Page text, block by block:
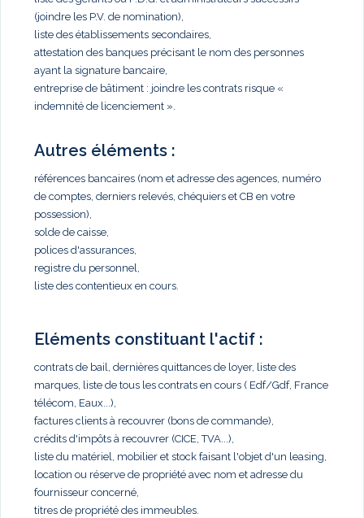
(joindre les P.V. de nomination),
liste des établissements secondaires,
attestation des banques précisant le nom des personnes
ayant la signature bancaire,
entreprise de bâtiment : joindre les contrats risque «
indemnité de licenciement ».
Autres éléments :
références bancaires (nom et adresse des agences, numéro
de comptes, derniers relevés, chéquiers et CB en votre
possession),
solde de caisse,
polices d'assurances,
registre du personnel,
liste des contentieux en cours.
Eléments constituant l'actif :
contrats de bail, dernières quittances de loyer, liste des
marques, liste de tous les contrats en cours ( Edf/Gdf, France
télécom, Eaux...),
factures clients à recouvrer (bons de commande),
crédits d'impôts à recouvrer (CICE, TVA...),
liste du matériel, mobilier et stock faisant l'objet d'un leasing,
location ou réserve de propriété avec nom et adresse du
fournisseur concerné,
titres de propriété des immeubles.